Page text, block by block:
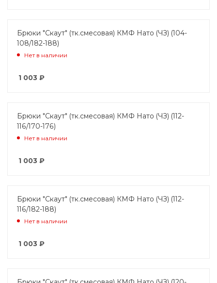
Брюки "Скаут" (тк.смесовая) КМФ Нато (ЧЗ) (104-
108/182-188)
Нет в наличии
1 003 ₽
Брюки "Скаут" (тк.смесовая) КМФ Нато (ЧЗ) (112-
116/170-176)
Нет в наличии
1 003 ₽
Брюки "Скаут" (тк.смесовая) КМФ Нато (ЧЗ) (112-
116/182-188)
Нет в наличии
1 003 ₽